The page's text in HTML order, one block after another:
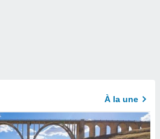
À la une